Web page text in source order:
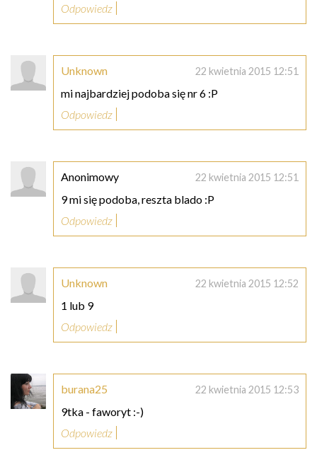
Odpowiedz
Unknown 22 kwietnia 2015 12:51
mi najbardziej podoba się nr 6 :P
Odpowiedz
Anonimowy 22 kwietnia 2015 12:51
9 mi się podoba, reszta blado :P
Odpowiedz
Unknown 22 kwietnia 2015 12:52
1 lub 9
Odpowiedz
burana25 22 kwietnia 2015 12:53
9tka - faworyt :-)
Odpowiedz